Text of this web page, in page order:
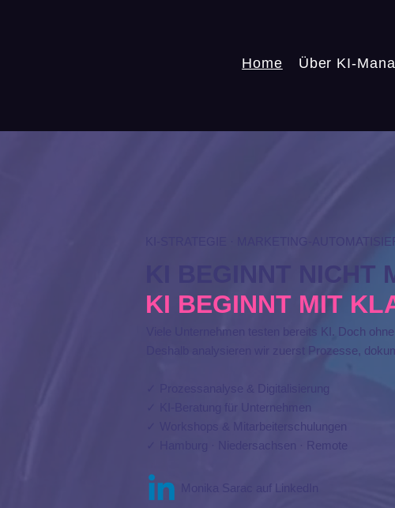
Home Über KI-
KI-STRATEGIE · MARKETING-
KI BEGINNT NICHT
KI BEGINNT MIT
Viele Unternehmen testen bereits KI. Doch
Deshalb analysieren wir zuerst Prozesse,
✓ Prozessanalyse & Digitalisierung
✓ KI-Beratung für Unternehmen
✓ Workshops & Mitarbeiterschulungen
✓ Hamburg · Niedersachsen · Remote
Monika Sarac auf LinkedIn